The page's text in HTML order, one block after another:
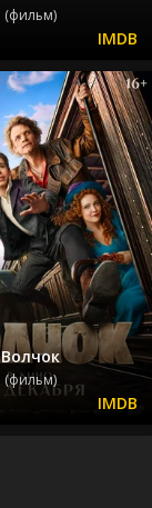
(фильм)
Волчок
(фильм)